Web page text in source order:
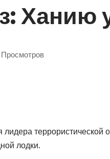
Ханию
Просмотров
лидера
лодки.